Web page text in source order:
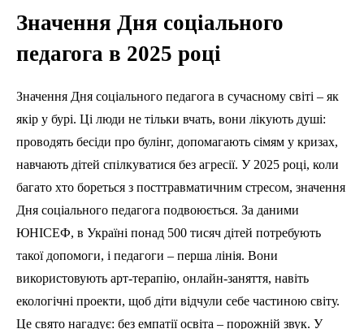
Значення Дня соціального
педагога в 2025 році
Значення Дня соціального педагога в сучасному світі – як
якір у бурі. Ці люди не тільки вчать, вони лікують душі:
проводять бесіди про булінг, допомагають сімям у кризах,
навчають дітей спілкуватися без агресії. У 2025 році, коли
багато хто бореться з посттравматичним стресом, значення
Дня соціального педагога подвоюється. За даними
ЮНІСЕФ, в Україні понад 500 тисяч дітей потребують
такої допомоги, і педагоги – перша лінія. Вони
використовують арт-терапію, онлайн-заняття, навіть
екологічні проекти, щоб діти відчули себе частиною світу.
Це свято нагадує: без емпатії освіта – порожній звук. У